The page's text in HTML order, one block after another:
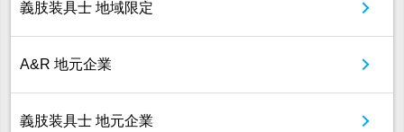
義肢装具士 地域限定
A&R 地元企業
義肢装具士 地元企業